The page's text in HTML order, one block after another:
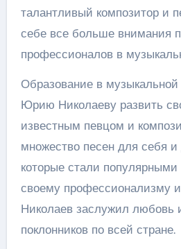
талантливый композитор и
себе все больше внимания
профессионалов в
Образование в
Юрию Николаеву развить
известным певцом и
множество песен для себя и
которые стали
своему профессионализму
Николаев заслужил любовь
поклонников по всей стране.